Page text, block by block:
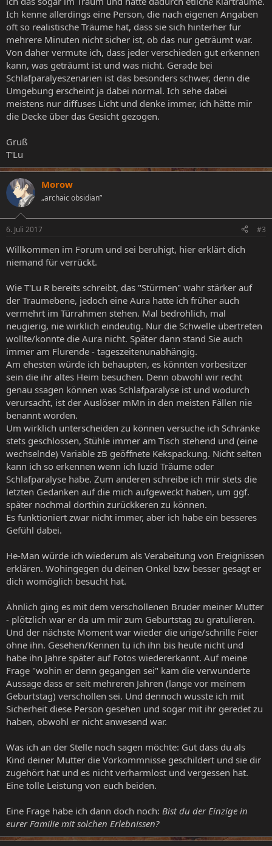
Ich kenne allerdings eine Person, die nach eigenen Angaben
oft so realistische Träume hat, dass sie sich hinterher für
mehrere Minuten nicht sicher ist, ob das nur geträumt war.
Von daher vermute ich, dass jeder verschieden gut erkennen
kann, was geträumt ist und was nicht. Gerade bei
Schlafparalyeszenarien ist das besonders schwer, denn die
Umgebung erscheint ja dabei normal. Ich sehe dabei
meistens nur diffuses Licht und denke immer, ich hätte mir
die Decke über das Gesicht gezogen.
Gruß
T'Lu
Morow
„archaic obsidian”
6. Juli 2017 #3
Willkommen im Forum und sei beruhigt, hier erklärt dich
niemand für verrückt.
Wie T'Lu R bereits schreibt, das "Stürmen" wahr stärker auf
der Traumebene, jedoch eine Aura hatte ich früher auch
vermehrt im Türrahmen stehen. Mal bedrohlich, mal
neugierig, nie wirklich eindeutig. Nur die Schwelle übertreten
wollte/konnte die Aura nicht. Später dann stand Sie auch
immer am Flurende - tageszeitenunabhängig.
Am ehesten würde ich behaupten, es könnten vorbesitzer
sein die ihr altes Heim besuchen. Denn obwohl wir recht
genau ssagen können was Schlafparalyse ist und wodurch
verursacht, ist der Auslöser mMn in den meisten Fällen nie
benannt worden.
Um wirklich unterscheiden zu können versuche ich Schränke
stets geschlossen, Stühle immer am Tisch stehend und (eine
wechselnde) Variable zB geöffnete Kekspackung. Nicht selten
kann ich so erkennen wenn ich luzid Träume oder
Schlafparalyse habe. Zum anderen schreibe ich mir stets die
letzten Gedanken auf die mich aufgeweckt haben, um ggf.
später nochmal dorthin zurückkeren zu können.
Es funktioniert zwar nicht immer, aber ich habe ein besseres
Gefühl dabei.
He-Man würde ich wiederum als Verabeitung von Ereignissen
erklären. Wohingegen du deinen Onkel bzw besser gesagt er
dich womöglich besucht hat.
Ähnlich ging es mit dem verschollenen Bruder meiner Mutter
- plötzlich war er da um mir zum Geburtstag zu gratulieren.
Und der nächste Moment war wieder die urige/schrille Feier
ohne ihn. Gesehen/Kennen tu ich ihn bis heute nicht und
habe ihn Jahre später auf Fotos wiedererkannt. Auf meine
Frage "wohin er denn gegangen sei" kam die verwunderte
Aussage dass er seit mehreren Jahren (lange vor meinem
Geburtstag) verschollen sei. Und dennoch wusste ich mit
Sicherheit diese Person gesehen und sogar mit ihr geredet zu
haben, obwohl er nicht anwesend war.
Was ich an der Stelle noch sagen möchte: Gut dass du als
Kind deiner Mutter die Vorkommnisse geschildert und sie dir
zugehört hat und es nicht verharmlost und vergessen hat.
Eine tolle Leistung von euch beiden.
Eine Frage habe ich dann doch noch: Bist du der Einzige in
eurer Familie mit solchen Erlebnissen?